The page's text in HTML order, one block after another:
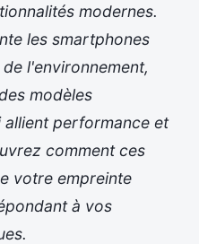
modernes.
les smartphones
l'environnement,
modèles
performance et
comment ces
votre empreinte
à vos